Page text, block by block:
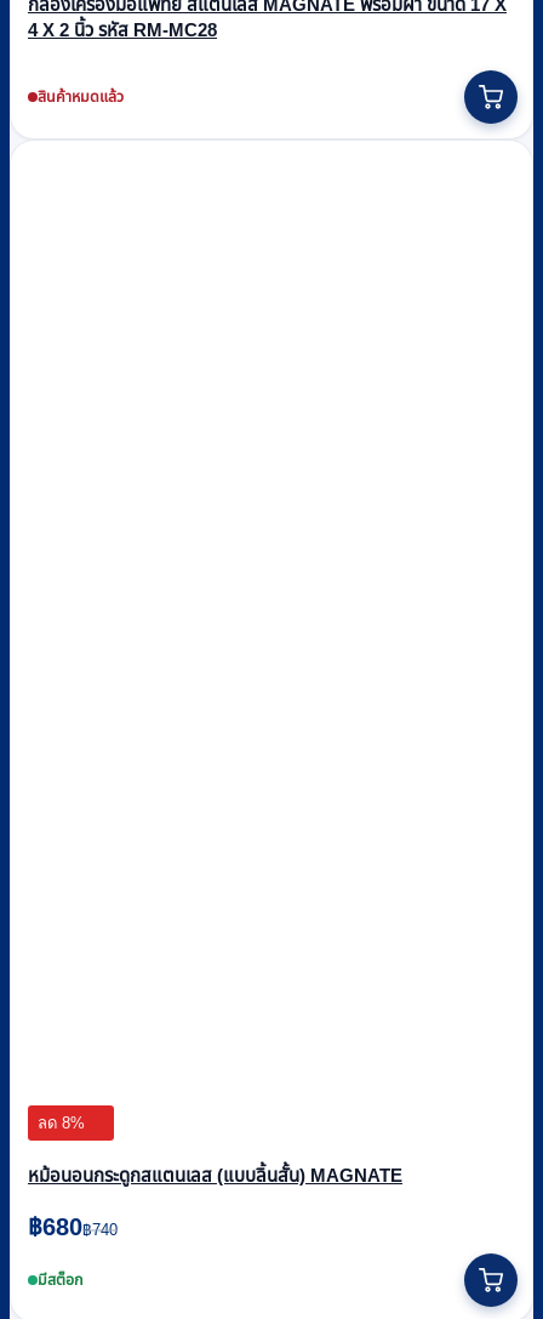
4 X 2 นิ้ว รหัส RM-MC28
สินค้าหมดแล้ว
ลด 8%
หม้อนอนกระดูกสแตนเลส (แบบลิ้นสั้น) MAGNATE
฿740
Original
was:
฿680
Current
is:มีสต็อก